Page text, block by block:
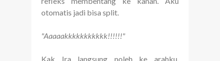
otomatis jadi bisa split.
"Aaaaakkkkkkkkkkk!!!!!!"
Kak Ira langsung noleh ke arahku,